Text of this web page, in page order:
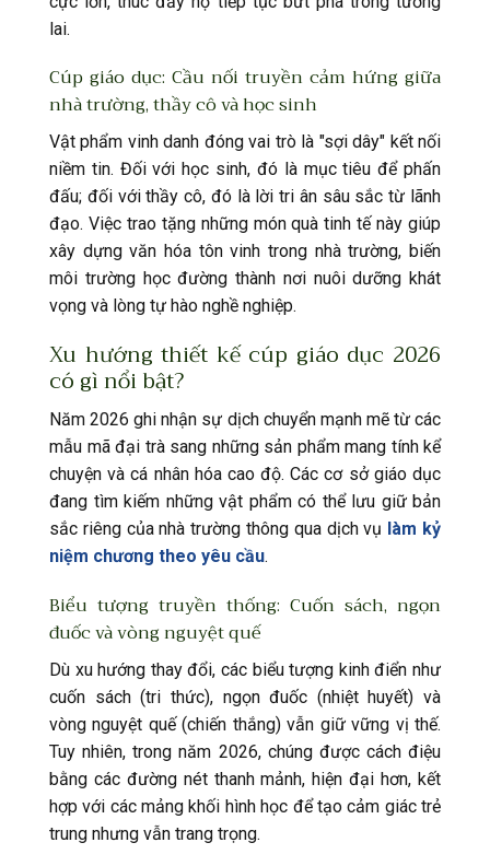
lai.
Cúp giáo dục: Cầu nối truyền cảm hứng giữa
nhà trường, thầy cô và học sinh
Vật phẩm vinh danh đóng vai trò là "sợi dây" kết nối
niềm tin. Đối với học sinh, đó là mục tiêu để phấn
đấu; đối với thầy cô, đó là lời tri ân sâu sắc từ lãnh
đạo. Việc trao tặng những món quà tinh tế này giúp
xây dựng văn hóa tôn vinh trong nhà trường, biến
môi trường học đường thành nơi nuôi dưỡng khát
vọng và lòng tự hào nghề nghiệp.
Xu hướng thiết kế cúp giáo dục 2026
có gì nổi bật?
Năm 2026 ghi nhận sự dịch chuyển mạnh mẽ từ các
mẫu mã đại trà sang những sản phẩm mang tính kể
chuyện và cá nhân hóa cao độ. Các cơ sở giáo dục
đang tìm kiếm những vật phẩm có thể lưu giữ bản
sắc riêng của nhà trường thông qua dịch vụ làm kỷ
niệm chương theo yêu cầu.
Biểu tượng truyền thống: Cuốn sách, ngọn
đuốc và vòng nguyệt quế
Dù xu hướng thay đổi, các biểu tượng kinh điển như
cuốn sách (tri thức), ngọn đuốc (nhiệt huyết) và
vòng nguyệt quế (chiến thắng) vẫn giữ vững vị thế.
Tuy nhiên, trong năm 2026, chúng được cách điệu
bằng các đường nét thanh mảnh, hiện đại hơn, kết
hợp với các mảng khối hình học để tạo cảm giác trẻ
trung nhưng vẫn trang trọng.